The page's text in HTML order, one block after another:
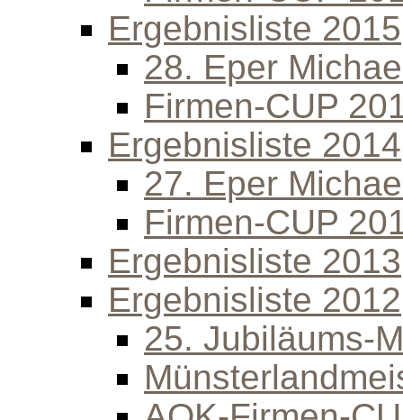
Ergebnisliste 2015
28. Eper
Firmen-CUP
Ergebnisliste 2014
27. Eper
Firmen-CUP
Ergebnisliste 2013
Ergebnisliste 2012
25. Jubiläums-